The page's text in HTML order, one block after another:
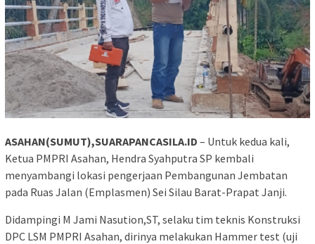
ASAHAN(SUMUT),SUARAPANCASILA.ID – Untuk kedua kali,
Ketua PMPRI Asahan, Hendra Syahputra SP kembali
menyambangi lokasi pengerjaan Pembangunan Jembatan
pada Ruas Jalan (Emplasmen) Sei Silau Barat-Prapat Janji.
Didampingi M Jami Nasution,ST, selaku tim teknis Konstruksi
DPC LSM PMPRI Asahan, dirinya melakukan Hammer test (uji